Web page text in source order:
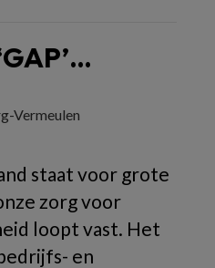
Vermeulen
staat voor grote
zorg voor
loopt vast. Het
en